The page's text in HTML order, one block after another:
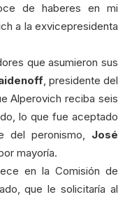
de haberes en mi
a la exvicepresidenta
que asumieron sus
, presidente del
Alperovich reciba seis
lo que fue aceptado
del peronismo, José
mayoría.
en la Comisión de
que le solicitaría al